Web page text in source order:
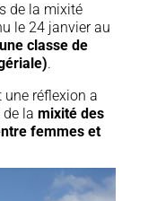
de la mixité
le 24 janvier au
classe de
.
une réflexion a
la mixité des
femmes et